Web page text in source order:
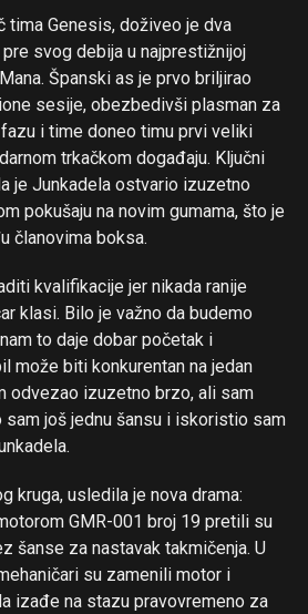
tima Genesis, doživeo je dva
svog debija u najprestižnijoj
Španski as je prvo briljirao
sesije, obezbedivši plasman za
i time doneo timu prvi veliki
trkačkom događaju. Ključni
je Junkadela ostvario izuzetno
pokušaju na novim gumama, što je
članovima boksa.
kvalifikacije jer nikada ranije
klasi. Bilo je važno da budemo
to daje dobar početak i
može biti konkurentan na jedan
odvezao izuzetno brzo, ali sam
sam još jednu šansu i iskoristio sam
kruga, usledila je nova drama:
GMR-001 broj 19 pretili su
šanse za nastavak takmičenja. U
su zamenili motor i
izađe na stazu pravovremeno za